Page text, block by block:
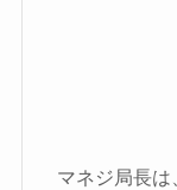
マネジ局長